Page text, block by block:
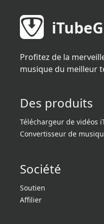
Profitez de la
musique du meilleur
Des produits
Téléchargeur de vidéos
Convertisseur de
Société
Soutien
Affilier